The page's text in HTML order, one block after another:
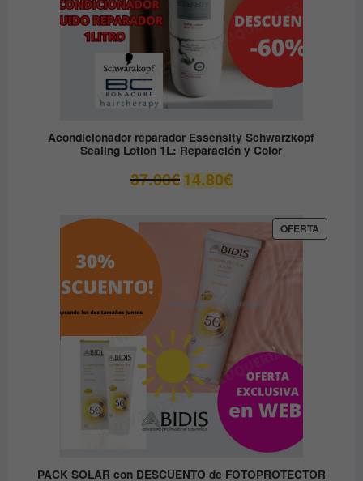
Acondicionador reparador Essensity Schwarzkopf
Sealing Lotion 1L: Reparación y Color
37.00€ El
precio
era:
37.00€.
14.80€El
precio
es:
14.80€.
OFERTA
EN
PACK SOLAR con DESCUENTO de FOTOPROTECTOR